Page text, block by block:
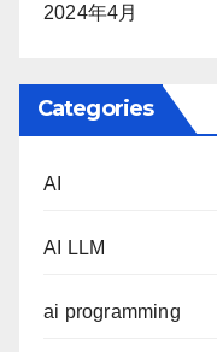
2024年4月
Categories
AI
AI LLM
ai programming